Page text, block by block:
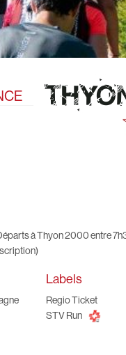
à Thyon 2000 entre
Labels
Regio Ticket
STV Run